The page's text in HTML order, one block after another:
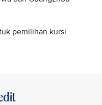
pemilihan kursi